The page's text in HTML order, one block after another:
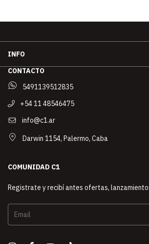
INFO
CONTACTO
5491139512835
+54 11 48546475
info@c1.ar
Darwin 1154, Palermo, Caba
COMUNIDAD C1
Registrate y recibí antes ofertas,